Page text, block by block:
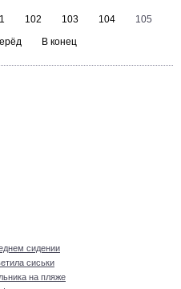
102 103 104
105
В конец
сидении
сиськи
на пляже